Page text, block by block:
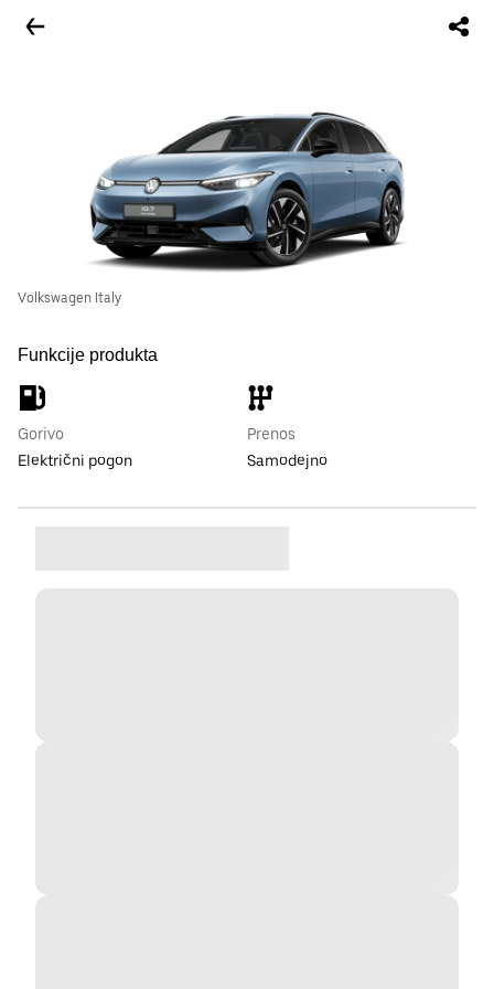
Volkswagen Italy
Funkcije produkta
Gorivo
Električni pogon
Prenos
Samodejno